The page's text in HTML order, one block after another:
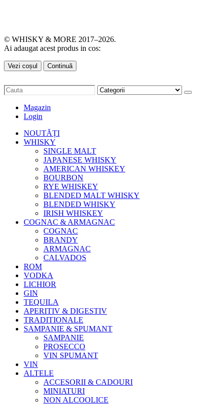
© WHISKY & MORE 2017–2026.
Ai adaugat acest produs in cos:
Vezi coșul Continuă
Magazin
Login
NOUTĂȚI
WHISKY
SINGLE MALT
JAPANESE WHISKY
AMERICAN WHISKEY
BOURBON
RYE WHISKEY
BLENDED MALT WHISKY
BLENDED WHISKY
IRISH WHISKEY
COGNAC & ARMAGNAC
COGNAC
BRANDY
ARMAGNAC
CALVADOS
ROM
VODKA
LICHIOR
GIN
TEQUILA
APERITIV & DIGESTIV
TRADITIONALE
SAMPANIE & SPUMANT
SAMPANIE
PROSECCO
VIN SPUMANT
VIN
ALTELE
ACCESORII & CADOURI
MINIATURI
NON ALCOOLICE